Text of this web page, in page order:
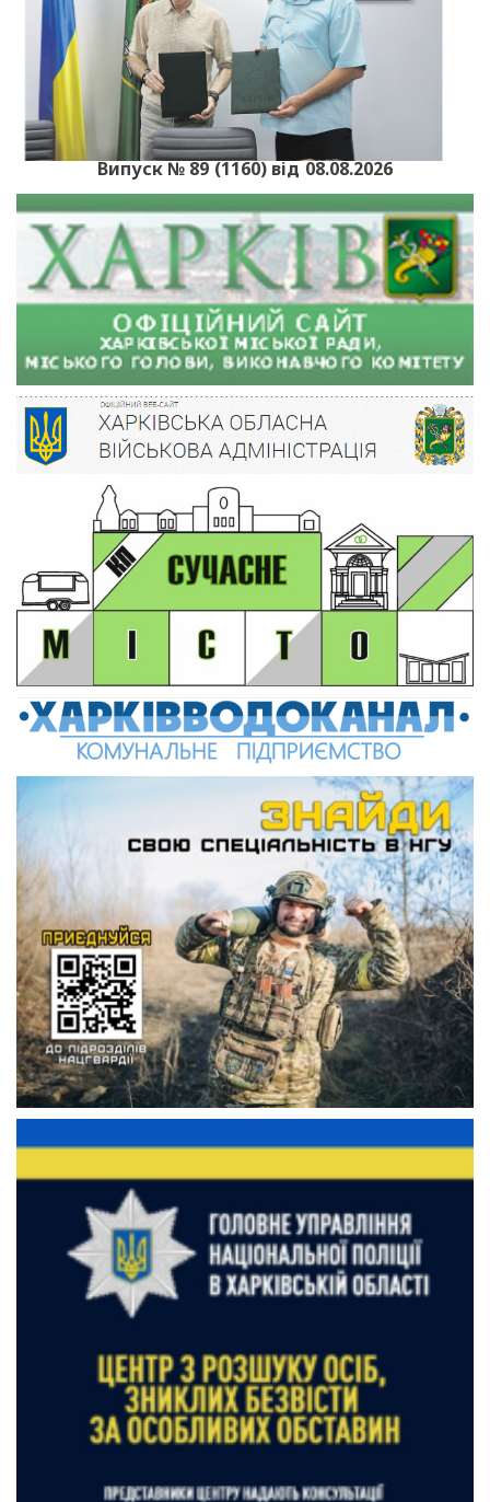
Випуск № 89 (1160) від 08.08.2026